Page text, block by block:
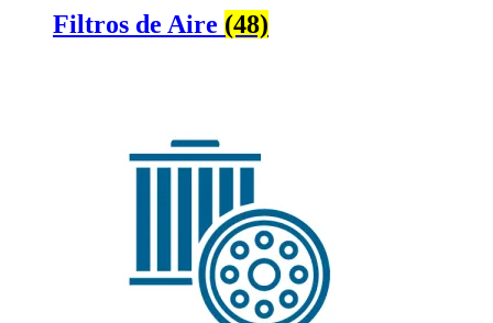
Filtros de Aire (48)